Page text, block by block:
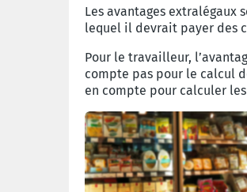
Les avantages
lequel il devrait payer des
Pour le travailleur,
compte pas pour le calcul
en compte pour calculer